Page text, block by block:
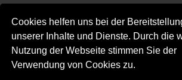
Cookies helfen uns bei der
unserer Inhalte und Dienste. Durch die
Nutzung der Webseite stimmen Sie der
Verwendung von Cookies zu.
1 Post